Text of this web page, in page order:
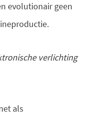
evolutionair geen
verlichting
als